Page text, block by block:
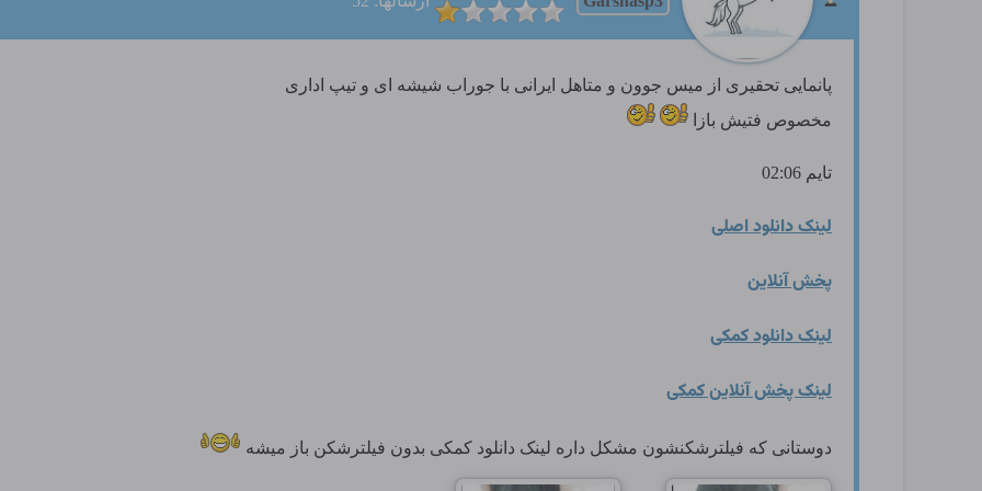
پانمایی تحقیری از میس جوون و متاهل ایرانی با جوراب شیشه ای و تیپ اداری
مخصوص فتیش بازا
تایم 02:06
لینک دانلود اصلی
پخش آنلاین
لینک دانلود کمکی
لینک پخش آنلاین کمکی
دوستانی که فیلترشکنشون مشکل داره لینک دانلود کمکی بدون فیلترشکن باز میشه